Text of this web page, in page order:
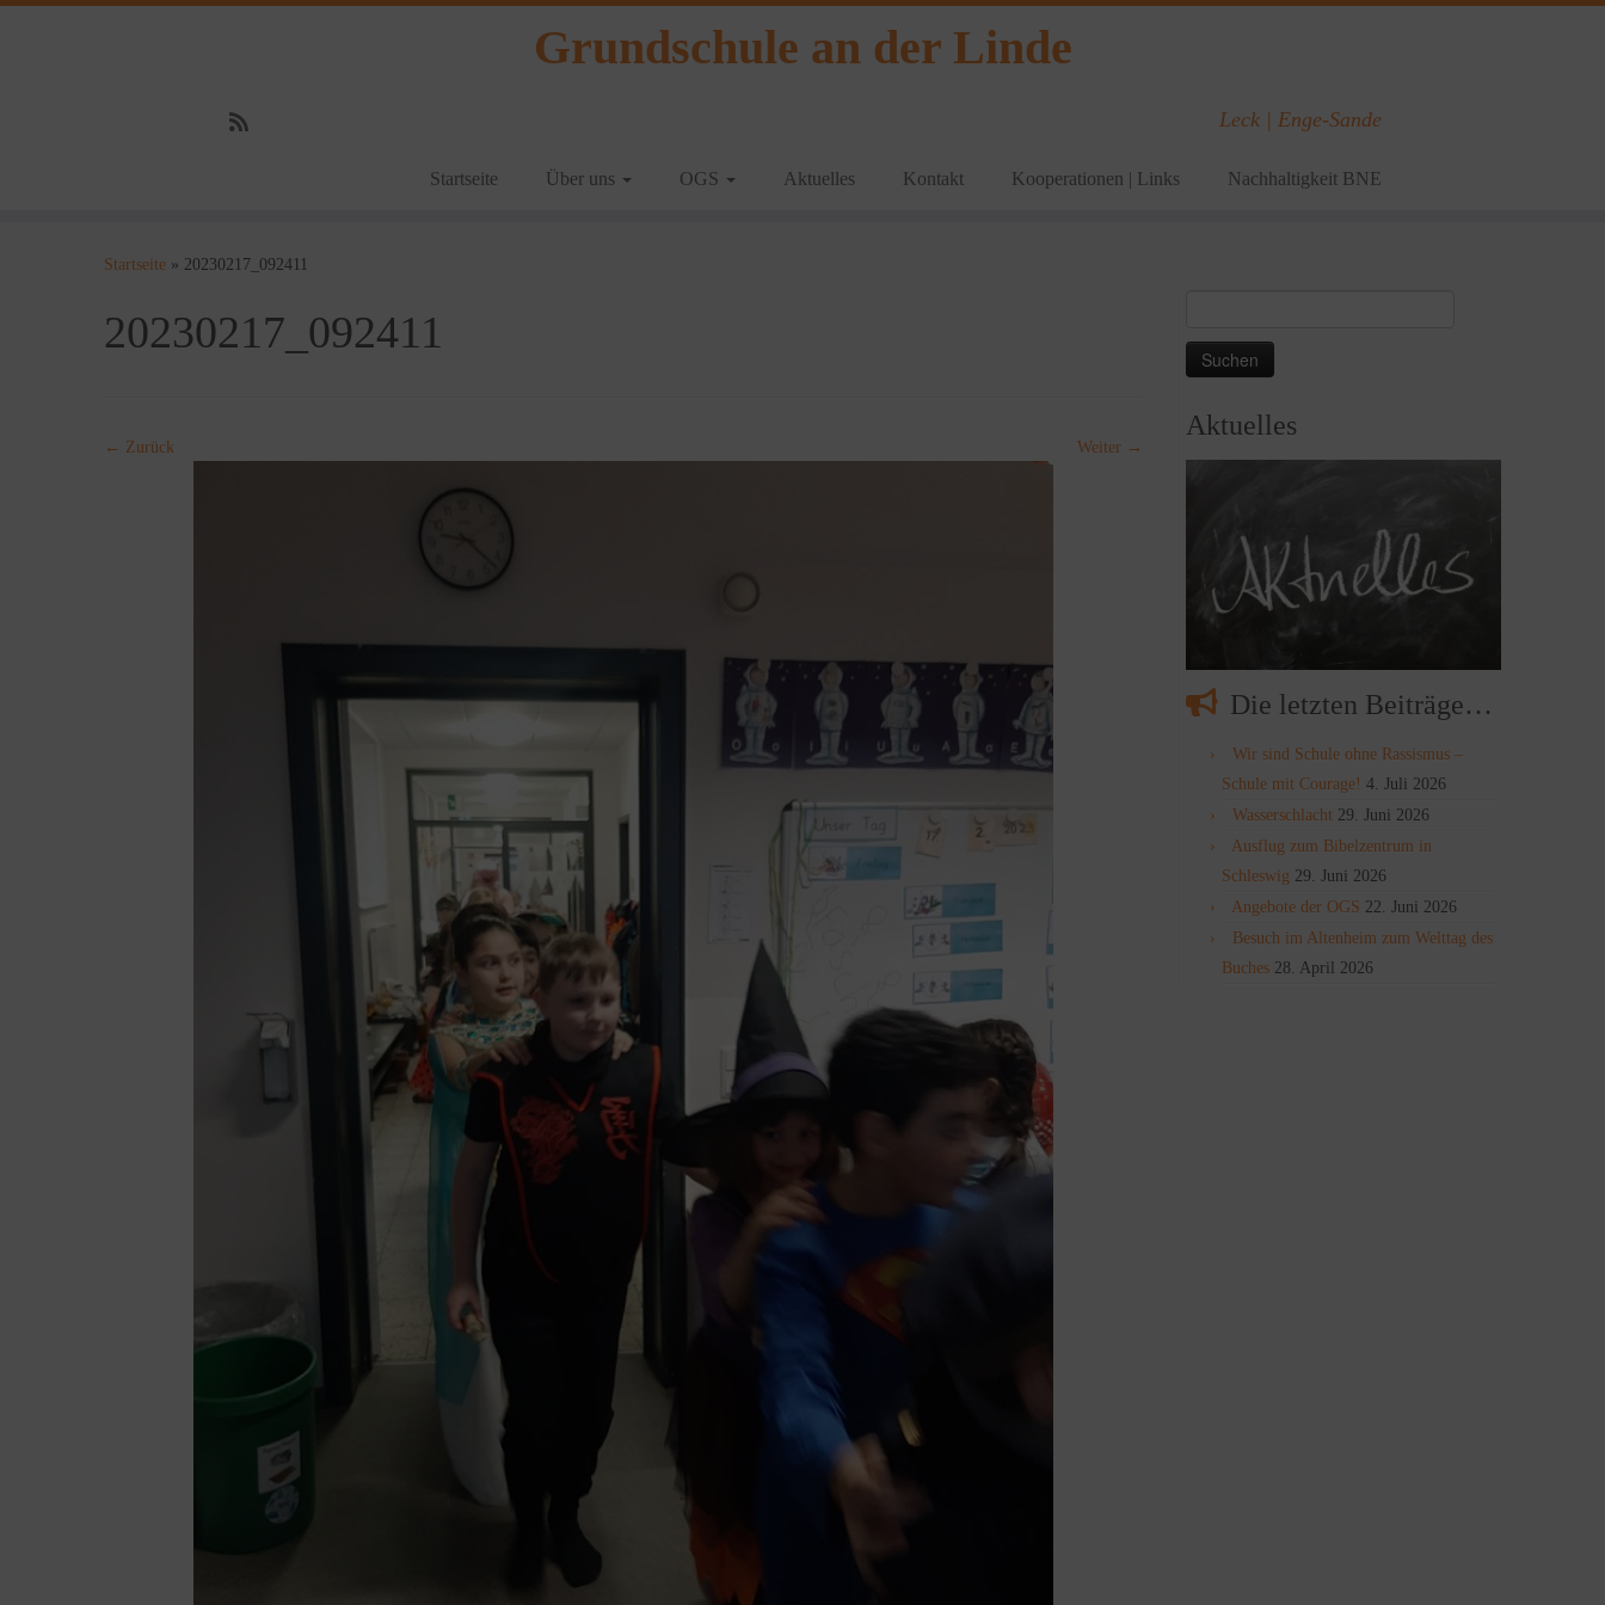
Grundschule an der Linde
Leck | Enge-Sande
Startseite Über uns OGS Aktuelles Kontakt Kooperationen | Links Nachhaltigkeit BNE
Startseite » 20230217_092411
20230217_092411
← Zurück Weiter →
Aktuelles
Die letzten Beiträge…
Wir sind Schule ohne Rassismus –
Schule mit Courage! 4. Juli 2026
Wasserschlacht 29. Juni 2026
Ausflug zum Bibelzentrum in
Schleswig 29. Juni 2026
Angebote der OGS 22. Juni 2026
Besuch im Altenheim zum Welttag des
Buches 28. April 2026